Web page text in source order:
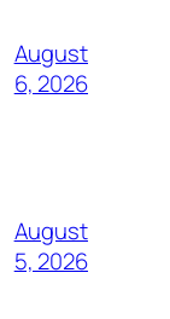
August
6, 2026
August
5, 2026